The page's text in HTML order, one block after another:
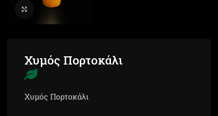
Click to enlarge
Χυμός Πορτοκάλι
Χυμός Πορτοκάλι